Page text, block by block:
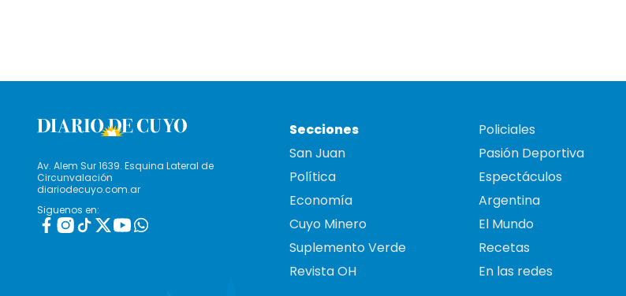
Av. Alem Sur 1639. Esquina Lateral de
Circunvalación
diariodecuyo.com.ar
Siguenos en:
Secciones
San Juan
Política
Economía
Cuyo Minero
Suplemento Verde
Revista OH
Policiales
Pasión Deportiva
Espectáculos
Argentina
El Mundo
Recetas
En las redes